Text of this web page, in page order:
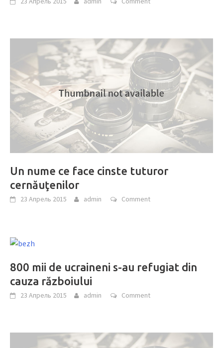
Un nume ce face cinste tuturor
cernăuţenilor
23 Апрель 2015 admin Comment
800 mii de ucraineni s-au refugiat din
cauza războiului
23 Апрель 2015 admin Comment